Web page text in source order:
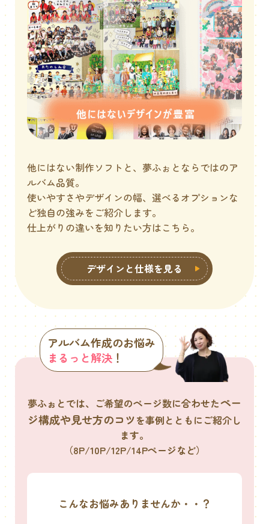
他にはない制作ソフトと、夢ふぉとならではのア
ルバム品質。
使いやすさやデザインの幅、選べるオプションな
ど独自の強みをご紹介します。
仕上がりの違いを知りたい方はこちら。
デザインと仕様を見る
アルバム作成のお悩み
まるっと解決 ！
夢ふぉとでは、ご希望のページ数に合わせたペー
ジ構成や見せ方のコツを事例とともにご紹介し
ます。
（8P/10P/12P/14Pページなど）
こんなお悩みありませんか・・？